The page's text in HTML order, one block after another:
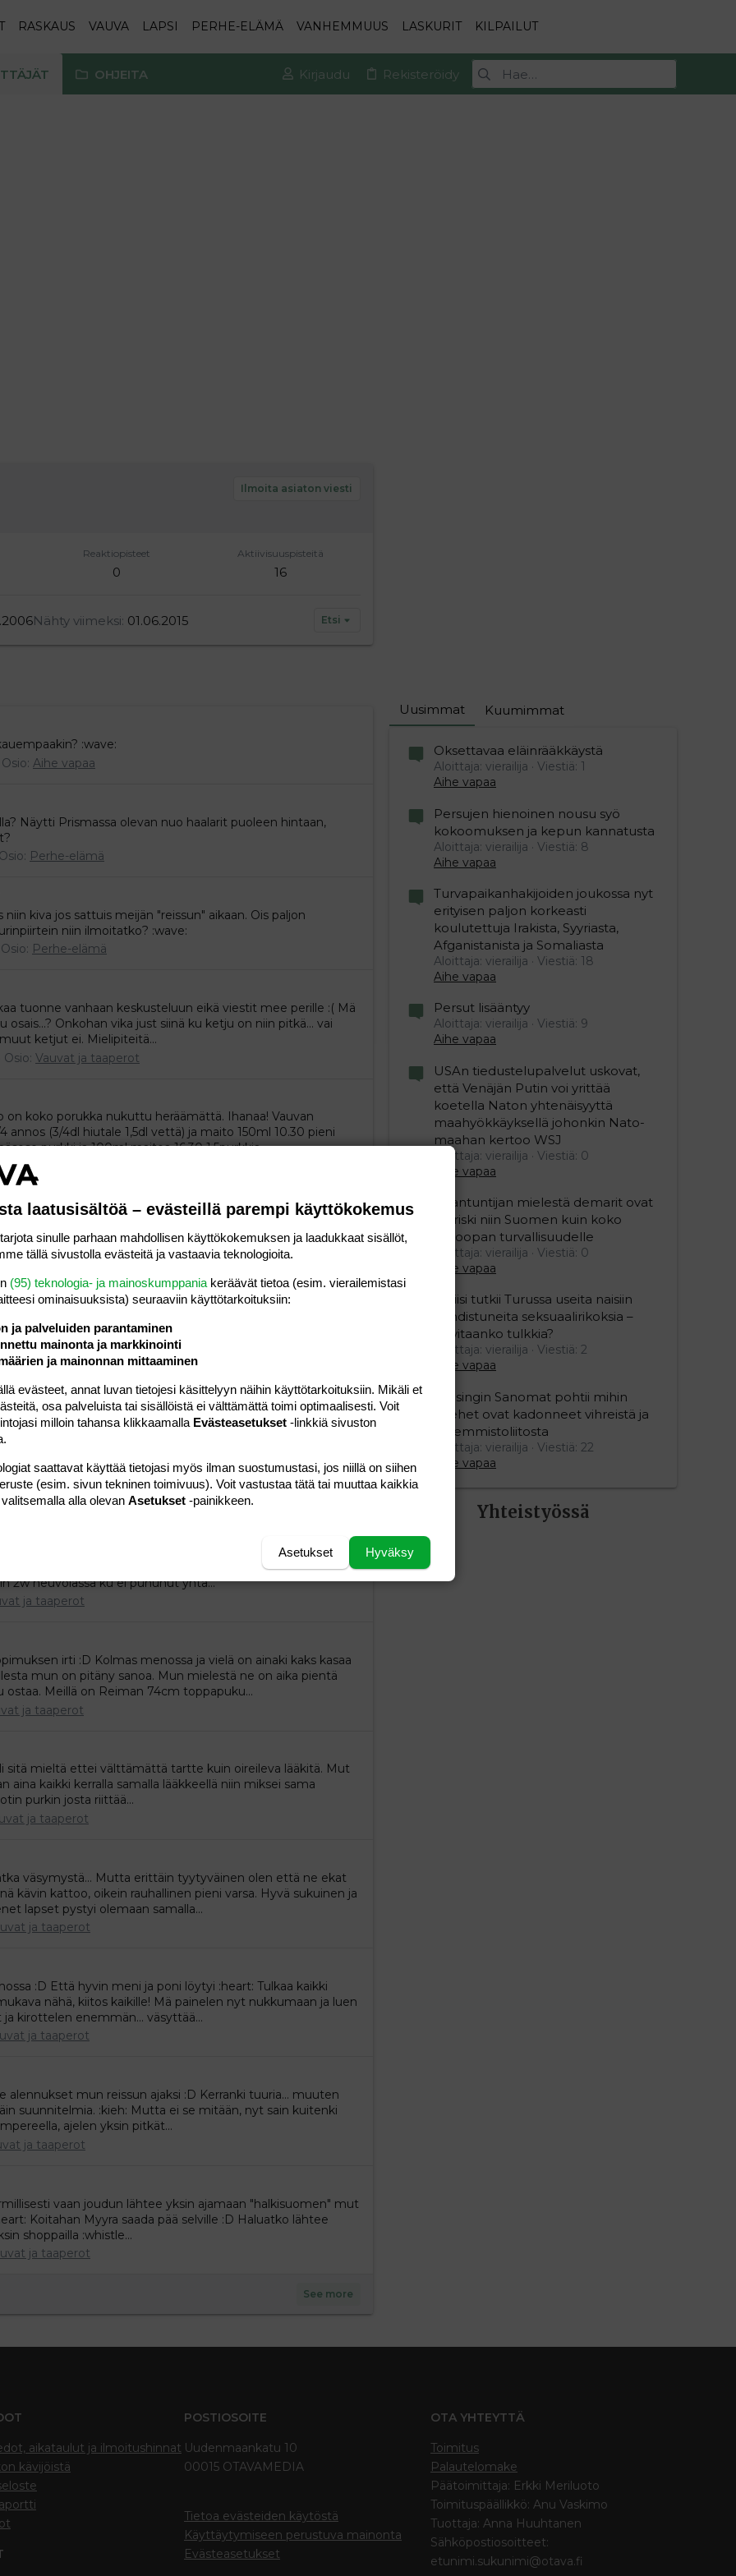
RASKAUS VAUVA LAPSI PERHE-ELÄMÄ VANHEMMUUS LASKURIT KILPAILUT
OHJEITA Kirjaudu Rekisteröidy
Ilmoita asiaton viesti
Reaktiopisteet
0
Aktiivisuuspisteitä
16
Nähty viimeksi 01.06.2015 Etsi
:wave:
Osio: Aihe vapaa
Näytti Prismassa olevan nuo haalarit puoleen hintaan,
Osio: Perhe-elämä
kiva jos sattuis meijän "reissun" aikaan. Ois paljon
niin ilmoitatko? :wave:
Osio: Perhe-elämä
tuonne vanhaan keskusteluun eikä viestit mee perille :( Mä
Onkohan vika just siinä ku ketju on niin pitkä... vai
ketjut ei. Mielipiteitä...
Osio: Vauvat ja taaperot
on koko porukka nukuttu heräämättä. Ihanaa! Vauvan
annos (3/4dl hiutale 1,5dl vettä) ja maito 150ml 10.30 pieni
purkki ja 100ml maitoa 16.30 1,5purkkia...
ja taaperot
Outoa, mitä ite muistan kakarana sairastetut
piti ensin imeä korva puhtaaksi että näki edes sinne
on itsekseen puhjennut jo! No lääkekuuri...
ja taaperot
ja samalla kysyin pojan korvasta ku niin mahoton on alkanu
näköstä töhnää. Käski mennä lääkärille näytille ku on
oireile eikä kipeä oo, ei...
ja taaperot
vahtaamista nuitten isompien kans, tiijän kyllä!
ulkona kiven rattaisiin, ite olin just käymässä sisällä...
oli osunut naamaan ja...
ja taaperot
ainaki Pete näytti varsin tavalliselta ja normaalilta eikä
mut... Meillekki käskivät tytön viedä 2,5v neuvolaan jos
2w neuvolassa ku ei puhunut yhtä...
ja taaperot
irti :D Kolmas menossa ja vielä on ainaki kaks kasaa
mun on pitäny sanoa. Mun mielestä ne on aika pientä
Meillä on Reiman 74cm toppapuku...
ja taaperot
sitä mieltä ettei välttämättä tartte kuin oireileva lääkitä. Mut
kaikki kerralla samalla lääkkeellä niin miksei sama
purkin josta riittää...
ja taaperot
väsymystä... Mutta erittäin tyytyväinen olen että ne ekat
kävin kattoo, oikein rauhallinen pieni varsa. Hyvä sukuinen ja
lapset pystyi olemaan samalla...
ja taaperot
:D Että hyvin meni ja poni löytyi :heart: Tulkaa kaikki
nähä, kiitos kaikille! Mä painelen nyt nukkumaan ja luen
kirottelen enemmän... väsyttää...
ja taaperot
mun reissun ajaksi :D Kerranki tuuria... muuten
suunnitelmia. :kieh: Mutta ei se mitään, nyt sain kuitenki
ajelen yksin pitkät...
ja taaperot
vaan joudun lähtee yksin ajamaan "halkisuomen" mut
Koitahan Myyra saada pää selville :D Haluatko lähtee
shoppailla :whistle...
ja taaperot
See more
Uusimmat Kuumimmat
Oksettavaa eläinrääkkäystä
Aloittaja: vierailija
Viestiä: 1
Aihe vapaa
Persujen hienoinen nousu syö
kokoomuksen ja kepun kannatusta
Aloittaja: vierailija
Viestiä: 8
Aihe vapaa
Turvapaikanhakijoiden joukossa nyt
erityisen paljon korkeasti
koulutettuja Irakista, Syyriasta,
Afganistanista ja Somaliasta
Aloittaja: vierailija
Viestiä: 18
Aihe vapaa
Persut lisääntyy
Aloittaja: vierailija
Viestiä: 9
Aihe vapaa
USAn tiedustelupalvelut uskovat,
että Venäjän Putin voi yrittää
koetella Naton yhtenäisyyttä
maahyökkäyksellä johonkin Nato-
maahan kertoo WSJ
Aloittaja: vierailija
Viestiä: 0
Aihe vapaa
Asiantuntijan mielestä demarit ovat
iso riski niin Suomen kuin koko
Euroopan turvallisuudelle
Aloittaja: vierailija
Viestiä: 0
Aihe vapaa
Poliisi tutkii Turussa useita naisiin
kohdistuneita seksuaalirikoksia –
tarvitaanko tulkkia?
Aloittaja: vierailija
Viestiä: 2
Aihe vapaa
Helsingin Sanomat pohtii mihin
miehet ovat kadonneet vihreistä ja
vasemmistoliitosta
Aloittaja: vierailija
Viestiä: 22
Aihe vapaa
Yhteistyössä
aikataulut ja ilmoitushinnat
kävijöistä
POSTIOSOITE
Uudenmaankatu 10
00015 OTAVAMEDIA
Tietoa evästeiden käytöstä
Käyttäytymiseen perustuva mainonta
Evästeasetukset
OTA YHTEYTTÄ
Toimitus
Palautelomake
Päätoimittaja: Erkki Meriluoto
Toimituspäällikkö: Anu Vaskimo
Tuottaja: Anna Huuhtanen
Sähköpostiosoitteet:
etunimi.sukunimi@otava.fi
laatusisältöä – evästeillä parempi käyttökokemus
sinulle parhaan mahdollisen käyttökokemuksen ja laadukkaat sisällöt,
tällä sivustolla evästeitä ja vastaavia teknologioita.
(95) teknologia- ja mainoskumppania keräävät tietoa (esim. vierailemis­tasi
ominaisuuk­sista) seuraaviin käyttötarkoituksiin:
ja palveluiden parantaminen
mainonta ja markkinointi
ja mainonnan mittaaminen
evästeet, annat luvan tietojesi käsittelyyn näihin käyttötarkoituksiin. Mikäli et
osa palveluista tai sisällöistä ei välttämättä toimi optimaalisesti. Voit
milloin tahansa klikkaamalla Evästeasetukset -linkkiä sivuston
saattavat käyttää tietojasi myös ilman suostumustasi, jos niillä on siihen
(esim. sivun tekninen toimivuus). Voit vastustaa tätä tai muuttaa kaikkia
alla olevan Asetukset -painikkeen.
Hyväksy
Asetukset